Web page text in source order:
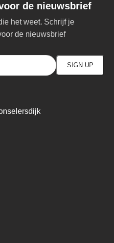
de nieuwsbrief
het weet. Schrijf je
de nieuwsbrief